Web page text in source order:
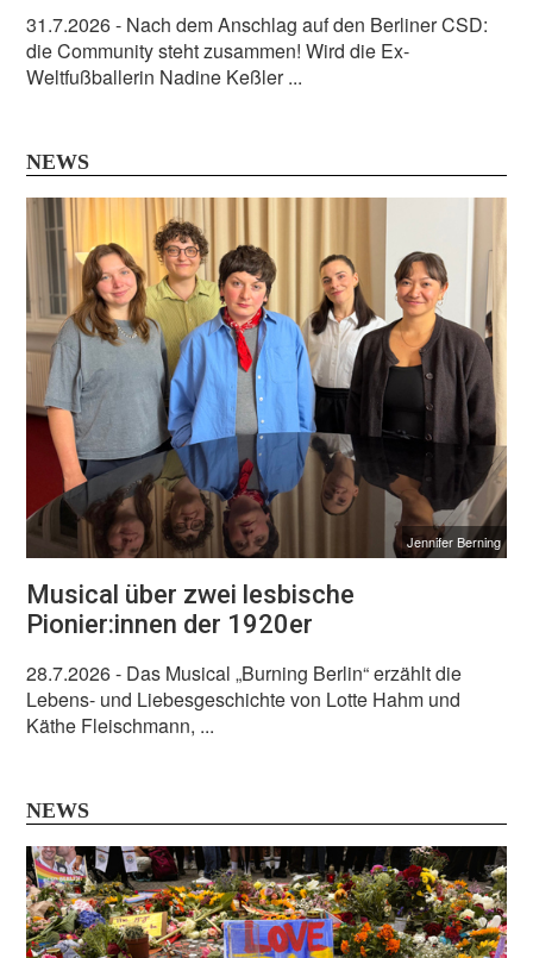
31.7.2026- Nach dem Anschlag auf den Berliner CSD:
die Community steht zusammen! Wird die Ex-
Weltfußballerin Nadine Keßler ...
NEWS
Jennifer Berning
Musical über zwei lesbische
Pionier:innen der 1920er
28.7.2026- Das Musical „Burning Berlin“ erzählt die
Lebens- und Liebesgeschichte von Lotte Hahm und
Käthe Fleischmann, ...
NEWS